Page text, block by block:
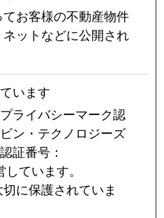
お客様の不動産物件
ットなどに公開され
います
ライバシーマーク認
ン・テクノロジーズ
証番号：
しています。
に保護されていま